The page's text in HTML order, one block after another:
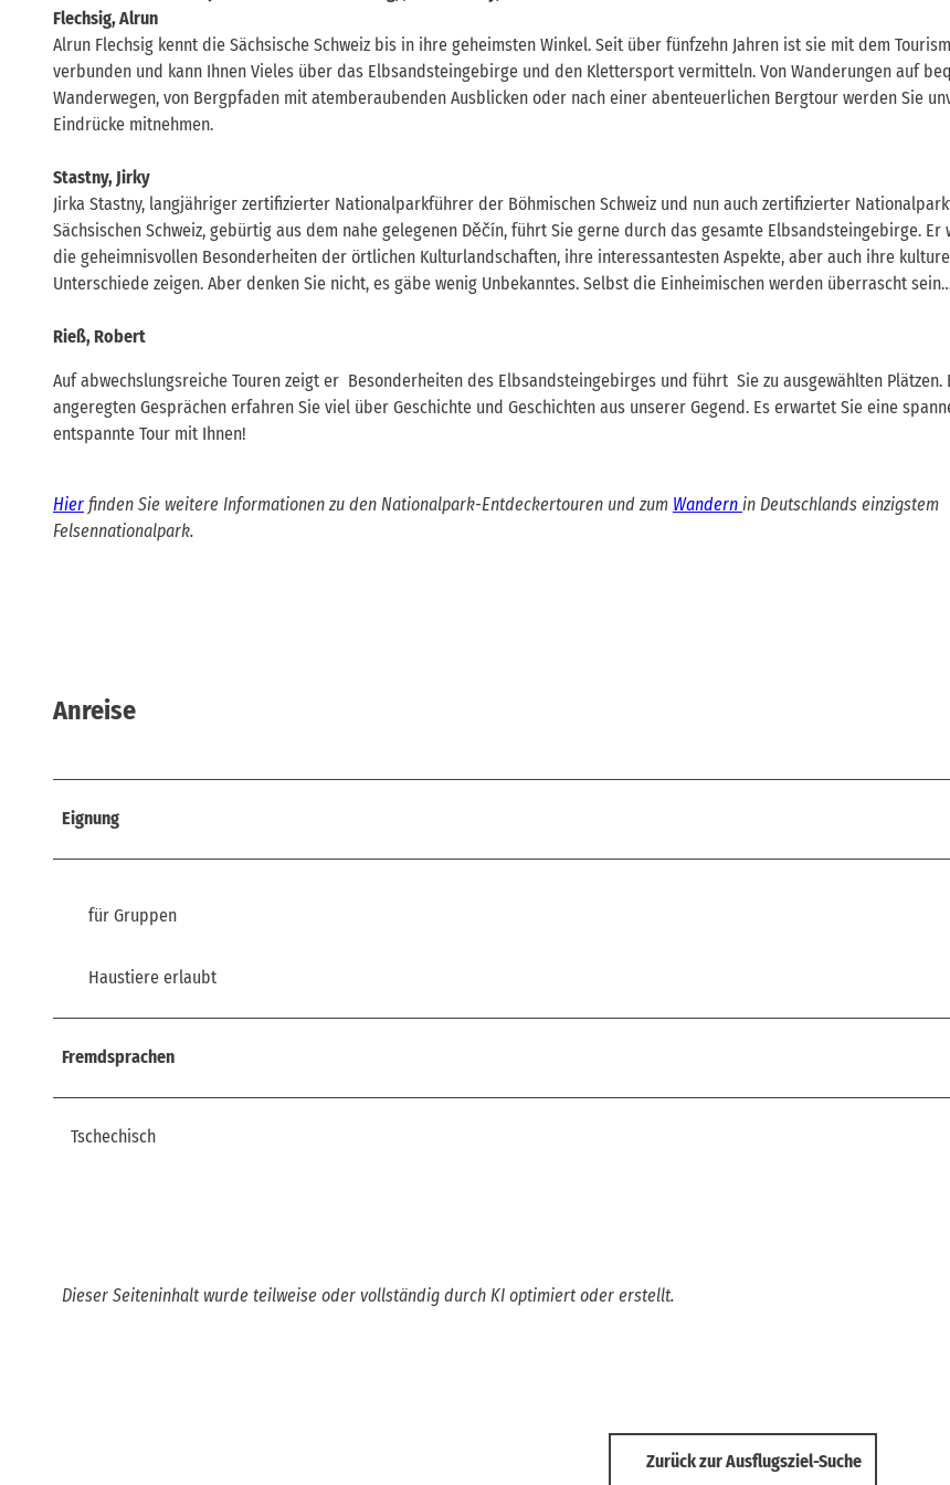
Flechsig, Alrun
Alrun Flechsig kennt die Sächsische Schweiz bis in ihre geheimsten Winkel. Seit über fünfzehn Jahren ist sie mit dem
verbunden und kann Ihnen Vieles über das Elbsandsteingebirge und den Klettersport vermitteln. Von Wanderungen auf
Wanderwegen, von Bergpfaden mit atemberaubenden Ausblicken oder nach einer abenteuerlichen Bergtour werden Sie
Eindrücke mitnehmen.
Stastny, Jirky
Jirka Stastny, langjähriger zertifizierter Nationalparkführer der Böhmischen Schweiz und nun auch zertifizierter
Sächsischen Schweiz, gebürtig aus dem nahe gelegenen Děčín, führt Sie gerne durch das gesamte Elbsandsteingebirge. Er
die geheimnisvollen Besonderheiten der örtlichen Kulturlandschaften, ihre interessantesten Aspekte, aber auch ihre
Unterschiede zeigen. Aber denken Sie nicht, es gäbe wenig Unbekanntes. Selbst die Einheimischen werden überrascht
Rieß, Robert
Auf abwechslungsreiche Touren zeigt er Besonderheiten des Elbsandsteingebirges und führt Sie zu ausgewählten Plätzen.
angeregten Gesprächen erfahren Sie viel über Geschichte und Geschichten aus unserer Gegend. Es erwartet Sie eine
entspannte Tour mit Ihnen!
Hier finden Sie weitere Informationen zu den Nationalpark-Entdeckertouren und zum Wandern in Deutschlands einzigstem
Felsennationalpark.
Anreise
Eignung
für Gruppen
Haustiere erlaubt
Fremdsprachen
Tschechisch
Dieser Seiteninhalt wurde teilweise oder vollständig durch KI optimiert oder erstellt.
Zurück zur Ausflugsziel-Suche